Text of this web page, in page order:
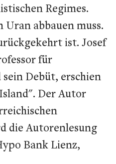
Regimes.
abbauen muss.
ist. Josef
für
Debüt, erschien
Der Autor
die Autorenlesung
Bank Lienz,